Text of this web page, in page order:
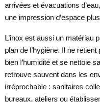
arrivées et évacuations
une impression d’espace
L’inox est aussi un matériau
plan de l’hygiène. Il ne
bien l’humidité et se nettoie
retrouve souvent dans les
irréprochable : sanitaires
bureaux, ateliers ou